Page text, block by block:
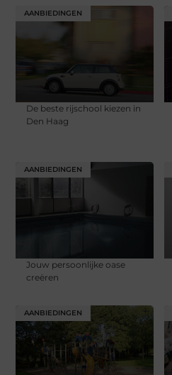
AANBIEDINGEN
De beste rijschool kiezen in
Den Haag
AANBIEDINGEN
Jouw persoonlijke oase
creëren
AANBIEDINGEN